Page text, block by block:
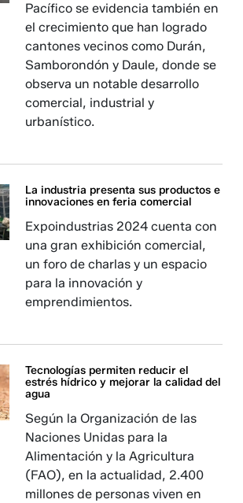
Pacífico se evidencia también en
el crecimiento que han logrado
cantones vecinos como Durán,
Samborondón y Daule, donde se
observa un notable desarrollo
comercial, industrial y
urbanístico.
La industria presenta sus productos e
innovaciones en feria comercial
Expoindustrias 2024 cuenta con
una gran exhibición comercial,
un foro de charlas y un espacio
para la innovación y
emprendimientos.
Tecnologías permiten reducir el
estrés hídrico y mejorar la calidad del
agua
Según la Organización de las
Naciones Unidas para la
Alimentación y la Agricultura
(FAO), en la actualidad, 2.400
millones de personas viven en